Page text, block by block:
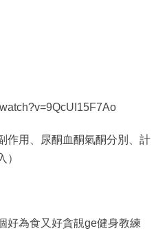
作用、尿酮血酮氣酮分別、計
）
好為食又好貪靚ge健身教練